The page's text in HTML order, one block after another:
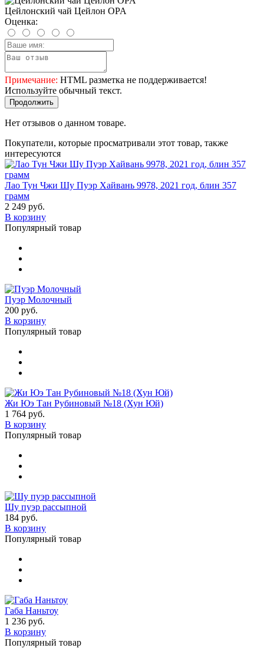
Цейлонский чай Цейлон OPA
Оценка:
Примечание: HTML разметка не поддерживается!
Используйте обычный текст.
Продолжить
Нет отзывов о данном товаре.
Покупатели, которые просматривали этот товар, также
интересуются
Лао Тун Чжи Шу Пуэр Хайвань 9978, 2021 год, блин 357
грамм
2 249 руб.
В корзину
Популярный товар
Пуэр Молочный
200 руб.
В корзину
Популярный товар
Жи Юэ Тан Рубиновый №18 (Хун Юй)
1 764 руб.
В корзину
Популярный товар
Шу пуэр рассыпной
184 руб.
В корзину
Популярный товар
Габа Наньтоу
1 236 руб.
В корзину
Популярный товар